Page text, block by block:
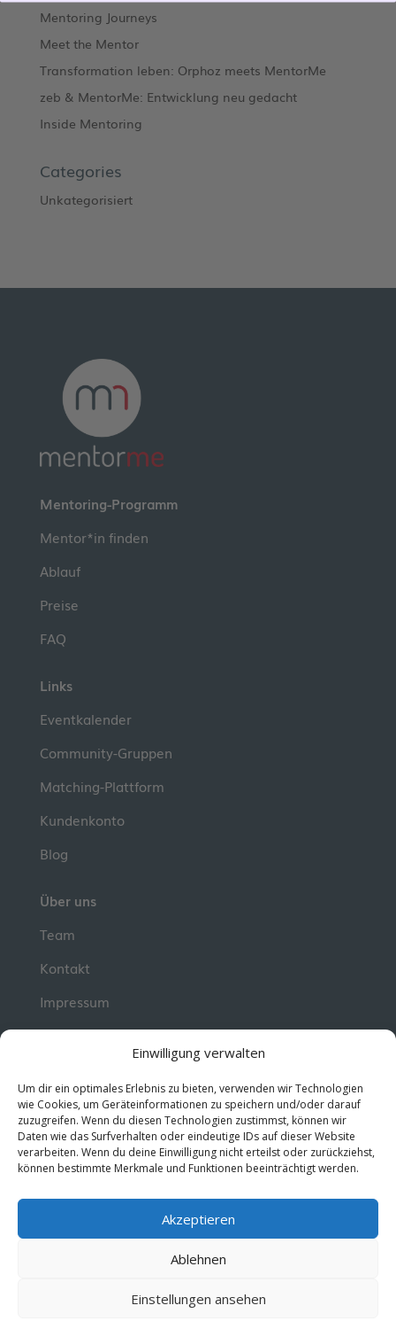
Einwilligung verwalten
Um dir ein optimales Erlebnis zu bieten, verwenden wir Technologien
wie Cookies, um Geräteinformationen zu speichern und/oder darauf
zuzugreifen. Wenn du diesen Technologien zustimmst, können wir
Daten wie das Surfverhalten oder eindeutige IDs auf dieser Website
verarbeiten. Wenn du deine Einwilligung nicht erteilst oder zurückziehst,
können bestimmte Merkmale und Funktionen beeinträchtigt werden.
Akzeptieren
Ablehnen
Einstellungen ansehen
Mentoring Journeys
Meet the Mentor
Transformation leben: Orphoz meets MentorMe
zeb & MentorMe: Entwicklung neu gedacht
Inside Mentoring
Categories
Unkategorisiert
Mentoring-Programm
Mentor*in finden
Ablauf
Preise
FAQ
Links
Eventkalender
Community-Gruppen
Matching-Plattform
Kundenkonto
Blog
Über uns
Team
Kontakt
Impressum
Erhalte jeden Dienstag wertvolle Impulse und
Wissen für deine berufliche Entwicklung.Jetzt
kostenlos abonnieren!
© 2026 MentorMe. Alle Rechte vorbehalten.
AGBs